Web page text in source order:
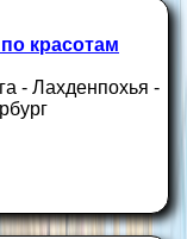
красотам
- Лахденпохья -